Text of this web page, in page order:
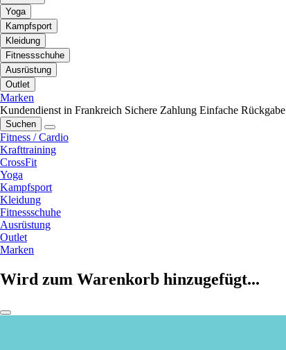
Yoga
Kampfsport
Kleidung
Fitnessschuhe
Ausrüstung
Outlet
Marken
Kundendienst in Frankreich Sichere Zahlung Einfache Rückgabe
Suchen
Fitness / Cardio
Krafttraining
CrossFit
Yoga
Kampfsport
Kleidung
Fitnessschuhe
Ausrüstung
Outlet
Marken
Wird zum Warenkorb hinzugefügt...